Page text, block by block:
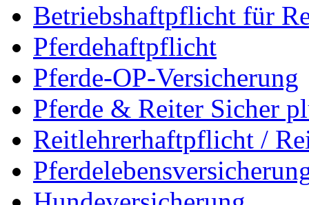
Betriebshaftpflicht für
Pferdehaftpflicht
Pferde-OP-Versicherung
Pferde & Reiter Sicher
Reitlehrerhaftpflicht /